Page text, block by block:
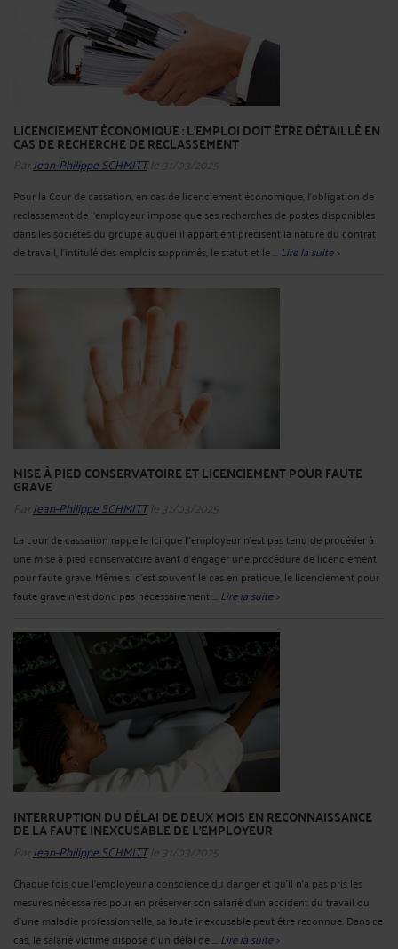
LICENCIEMENT ÉCONOMIQUE : L'EMPLOI DOIT ÊTRE DÉTAILLÉ EN
CAS DE RECHERCHE DE RECLASSEMENT
Par Jean-Philippe SCHMITTle 31/03/2025
Pour la Cour de cassation, en cas de licenciement économique, l’obligation de
reclassement de l’employeur impose que ses recherches de postes disponibles
dans les sociétés du groupe auquel il appartient précisent la nature du contrat
de travail, l'intitulé des emplois supprimés, le statut et le ... Lire la suite >
MISE À PIED CONSERVATOIRE ET LICENCIEMENT POUR FAUTE
GRAVE
Par Jean-Philippe SCHMITTle 31/03/2025
La cour de cassation rappelle ici que l’'employeur n'est pas tenu de procéder à
une mise à pied conservatoire avant d'engager une procédure de licenciement
pour faute grave. Même si c’est souvent le cas en pratique, le licenciement pour
faute grave n’est donc pas nécessairement ... Lire la suite >
INTERRUPTION DU DÉLAI DE DEUX MOIS EN RECONNAISSANCE
DE LA FAUTE INEXCUSABLE DE L'EMPLOYEUR
Par Jean-Philippe SCHMITTle 31/03/2025
Chaque fois que l’employeur a conscience du danger et qu’il n’a pas pris les
mesures nécessaires pour en préserver son salarié d’un accident du travail ou
d’une maladie professionnelle, sa faute inexcusable peut être reconnue. Dans ce
cas, le salarié victime dispose d’un délai de ... Lire la suite >